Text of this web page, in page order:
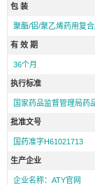
包 装
聚酯/铝/聚乙烯药用复
有 效 期
36个月
执行标准
国家药品监督管理局药
批准文号
国药准字H61021713
生产企业
企业名称：ATY官网